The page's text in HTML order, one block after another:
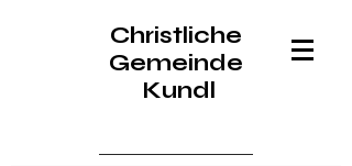
Christliche
Gemeinde
Kundl